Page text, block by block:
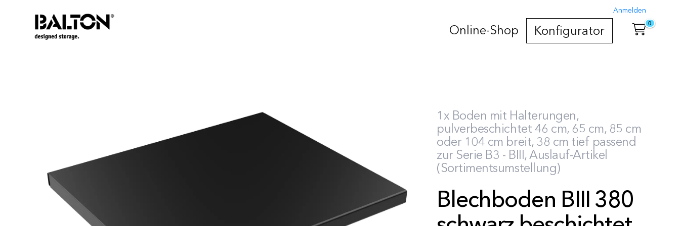
Anmelden
0
Online-Shop Konfigurator
1x Boden mit Halterungen,
pulverbeschichtet 46 cm, 65 cm, 85 cm
oder 104 cm breit, 38 cm tief passend
zur Serie B3 - BIII, Auslauf-Artikel
(Sortimentsumstellung)
Blechboden BIII 380